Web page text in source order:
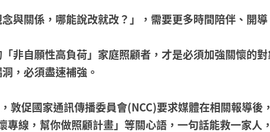
與關係，哪能說改就改？」，需要更多時間陪伴、開
非自願性高負荷」家庭照顧者，才是必須加強關懷的
，必須盡速補強。
促國家通訊傳播委員會(NCC)要求媒體在相關報導後
線，幫你做照顧計畫」等關心語，一句話能救一家人